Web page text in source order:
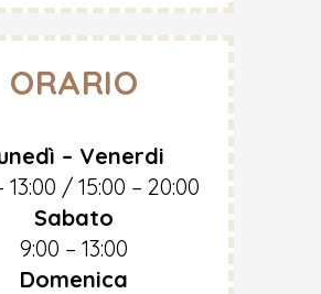
ORARIO
– Venerdi
13:00 / 15:00 – 20:00
Sabato
9:00 – 13:00
Domenica